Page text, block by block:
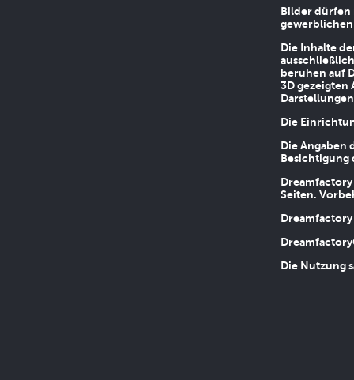
Bilder dürfen
Die Inhalte
beruhen auf
3D gezeigten
Die
Die
Besichtigung
Seiten.
Die Nutzung